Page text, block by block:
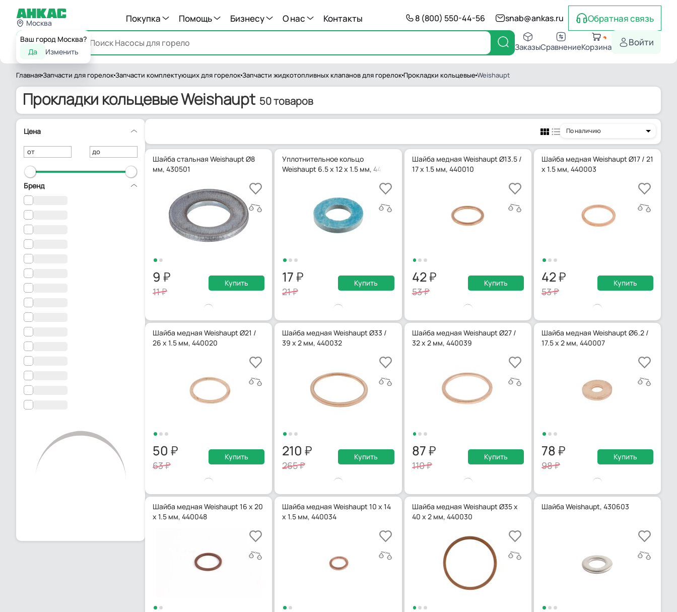
Москва
Ваш город Москва?
Да
Изменить
Покупка Помощь Бизнесу О нас Контакты 8 (800) 550-44-56 snab@ankas.ru Обратная связь
Каталог ЗаказыСравнениеКорзина Войти
ГлавнаяЗапчасти для горелокЗапчасти комплектующих для горелокЗапчасти жидкотопливных клапанов для горелок Прокладки кольцевые Weishaupt
Прокладки кольцевые Weishaupt 50 товаров
Цена
от до
Бренд
По наличию
Шайба стальная Weishaupt Ø8
мм, 430501
9
11
Купить
Уплотнительное кольцо
Weishaupt 6.5 x 12 x 1.5 мм, 441048
17
21
Купить
Шайба медная Weishaupt Ø13.5 /
17 x 1.5 мм, 440010
42
53
Купить
Шайба медная Weishaupt Ø17 / 21
x 1.5 мм, 440003
42
53
Купить
Шайба медная Weishaupt Ø21 /
26 x 1.5 мм, 440020
50
63
Купить
Шайба медная Weishaupt Ø33 /
39 x 2 мм, 440032
210
265
Купить
Шайба медная Weishaupt Ø27 /
32 x 2 мм, 440039
87
110
Купить
Шайба медная Weishaupt Ø6.2 /
17.5 x 2 мм, 440007
78
98
Купить
Шайба медная Weishaupt 16 х 20
х 1.5 мм, 440048
Шайба медная Weishaupt 10 х 14
х 1.5 мм, 440034
Шайба медная Weishaupt Ø35 х
40 х 2 мм, 440030
Шайба Weishaupt, 430603